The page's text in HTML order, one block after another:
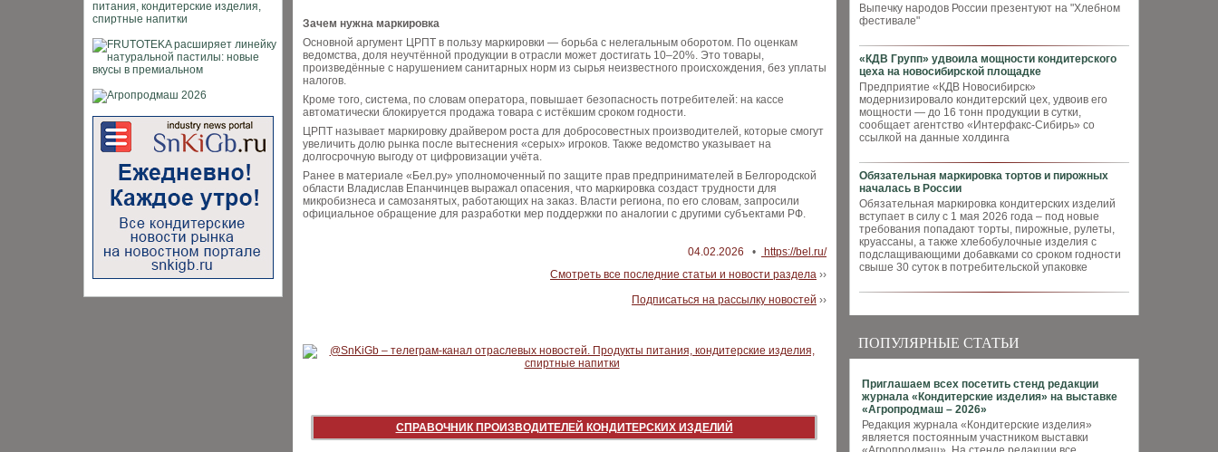
Выпечку народов России презентуют на "Хлебном
фестивале"
«КДВ Групп» удвоила мощности кондитерского
цеха на новосибирской площадке
Предприятие «КДВ Новосибирск»
модернизировало кондитерский цех, удвоив его
мощности — до 16 тонн продукции в сутки,
сообщает агентство «Интерфакс-Сибирь» со
ссылкой на данные холдинга
Обязательная маркировка тортов и пирожных
началась в России
Обязательная маркировка кондитерских изделий
вступает в силу с 1 мая 2026 года – под новые
требования попадают торты, пирожные, рулеты,
круассаны, а также хлебобулочные изделия с
подслащивающими добавками со сроком годности
свыше 30 суток в потребительской упаковке
ПОПУЛЯРНЫЕ СТАТЬИ
Приглашаем всех посетить стенд редакции
журнала «Кондитерские изделия» на выставке
«Агропродмаш – 2026»
Редакция журнала «Кондитерские изделия»
является постоянным участником выставки
Зачем нужна маркировка
Основной аргумент ЦРПТ в пользу маркировки — борьба с нелегальным оборотом. По оценкам
ведомства, доля неучтённой продукции в отрасли может достигать 10–20%. Это товары,
произведённые с нарушением санитарных норм из сырья неизвестного происхождения, без уплаты
налогов.
Кроме того, система, по словам оператора, повышает безопасность потребителей: на кассе
автоматически блокируется продажа товара с истёкшим сроком годности.
ЦРПТ называет маркировку драйвером роста для добросовестных производителей, которые смогут
увеличить долю рынка после вытеснения «серых» игроков. Также ведомство указывает на
долгосрочную выгоду от цифровизации учёта.
Ранее в материале «Бел.ру» уполномоченный по защите прав предпринимателей в Белгородской
области Владислав Епанчинцев выражал опасения, что маркировка создаст трудности для
микробизнеса и самозанятых, работающих на заказ. Власти региона, по его словам, запросили
официальное обращение для разработки мер поддержки по аналогии с другими субъектами РФ.
04.02.2026 •
https://bel.ru/
Смотреть все последние статьи и новости раздела ››
Подписаться на рассылку новостей ››
СПРАВОЧНИК ПРОИЗВОДИТЕЛЕЙ КОНДИТЕРСКИХ ИЗДЕЛИЙ